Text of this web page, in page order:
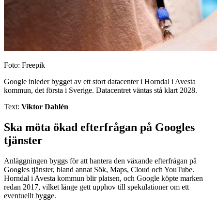
Foto: Freepik
Google inleder bygget av ett stort datacenter i Horndal i Avesta
kommun, det första i Sverige. Datacentret väntas stå klart 2028.
Text: Viktor Dahlén
Ska möta ökad efterfrågan på Googles
tjänster
Anläggningen byggs för att hantera den växande efterfrågan på
Googles tjänster, bland annat Sök, Maps, Cloud och YouTube.
Horndal i Avesta kommun blir platsen, och Google köpte marken
redan 2017, vilket länge gett upphov till spekulationer om ett
eventuellt bygge.